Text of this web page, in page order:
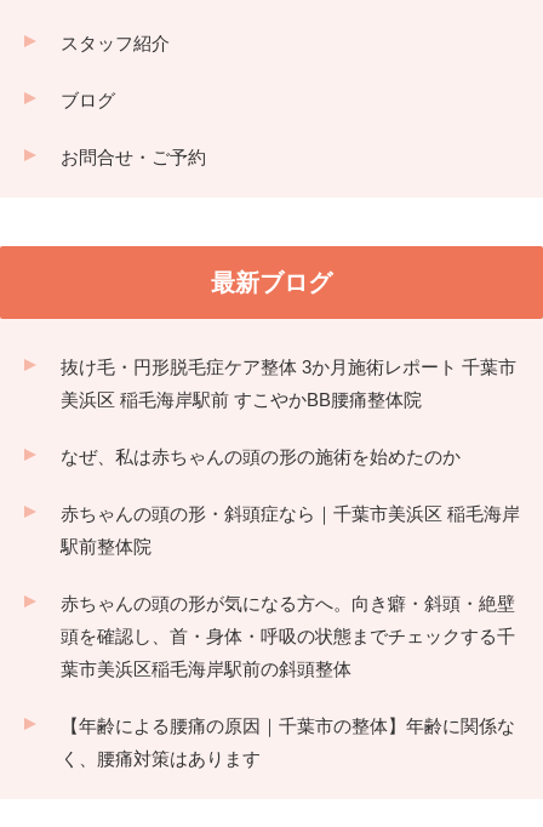
スタッフ紹介
ブログ
お問合せ・ご予約
最新ブログ
抜け毛・円形脱毛症ケア整体 3か月施術レポート 千葉市
美浜区 稲毛海岸駅前 すこやかBB腰痛整体院
なぜ、私は赤ちゃんの頭の形の施術を始めたのか
赤ちゃんの頭の形・斜頭症なら｜千葉市美浜区 稲毛海岸
駅前整体院
赤ちゃんの頭の形が気になる方へ。向き癖・斜頭・絶壁
頭を確認し、首・身体・呼吸の状態までチェックする千
葉市美浜区稲毛海岸駅前の斜頭整体
【年齢による腰痛の原因｜千葉市の整体】年齢に関係な
く、腰痛対策はあります